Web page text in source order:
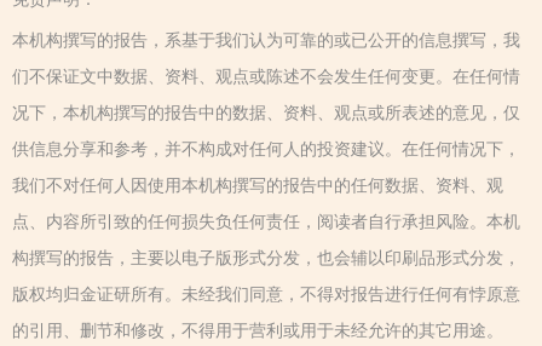
本机构撰写的报告，系基于我们认为可靠的或已公开的信息撰写，我
们不保证文中数据、资料、观点或陈述不会发生任何变更。在任何情
况下，本机构撰写的报告中的数据、资料、观点或所表述的意见，仅
供信息分享和参考，并不构成对任何人的投资建议。在任何情况下，
我们不对任何人因使用本机构撰写的报告中的任何数据、资料、观
点、内容所引致的任何损失负任何责任，阅读者自行承担风险。本机
构撰写的报告，主要以电子版形式分发，也会辅以印刷品形式分发，
版权均归金证研所有。未经我们同意，不得对报告进行任何有悖原意
的引用、删节和修改，不得用于营利或用于未经允许的其它用途。